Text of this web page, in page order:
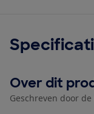
Over dit
Geschreven door